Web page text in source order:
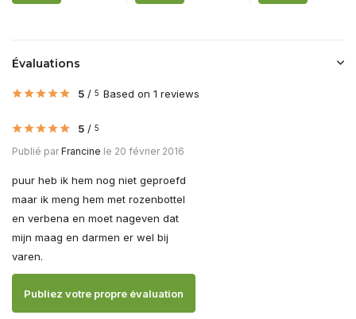
Évaluations
5 / 5 Based on 1 reviews
5 / 5
Publié parFrancine le 20 février 2016
puur heb ik hem nog niet geproefd
maar ik meng hem met rozenbottel
en verbena en moet nageven dat
mijn maag en darmen er wel bij
varen.
Publiez votre propre évaluation